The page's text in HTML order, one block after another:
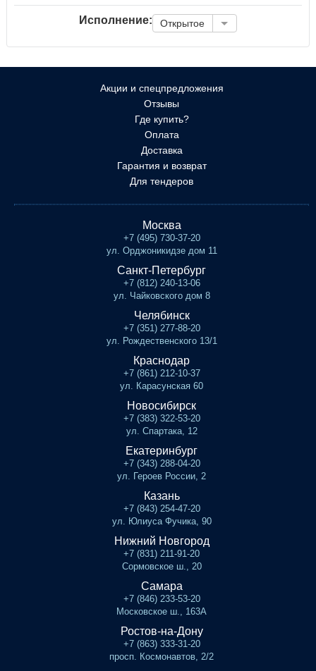
Исполнение: Открытое
Акции и спецпредложения
Отзывы
Где купить?
Оплата
Доставка
Гарантия и возврат
Для тендеров
Москва
+7 (495) 730-37-20
ул. Орджоникидзе дом 11
Санкт-Петербург
+7 (812) 240-13-06
ул. Чайковского дом 8
Челябинск
+7 (351) 277-88-20
ул. Рождественского 13/1
Краснодар
+7 (861) 212-10-37
ул. Карасунская 60
Новосибирск
+7 (383) 322-53-20
ул. Спартака, 12
Екатеринбург
+7 (343) 288-04-20
ул. Героев России, 2
Казань
+7 (843) 254-47-20
ул. Юлиуса Фучика, 90
Нижний Новгород
+7 (831) 211-91-20
Сормовское ш., 20
Самара
+7 (846) 233-53-20
Московское ш., 163А
Ростов-на-Дону
+7 (863) 333-31-20
просп. Космонавтов, 2/2